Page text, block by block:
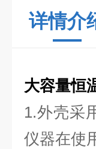
详情介
大容量恒
1.外壳采
仪器在使